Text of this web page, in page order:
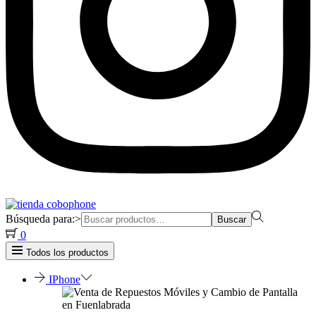
Búsqueda para:> Buscar
0
Todos los productos
IPhone